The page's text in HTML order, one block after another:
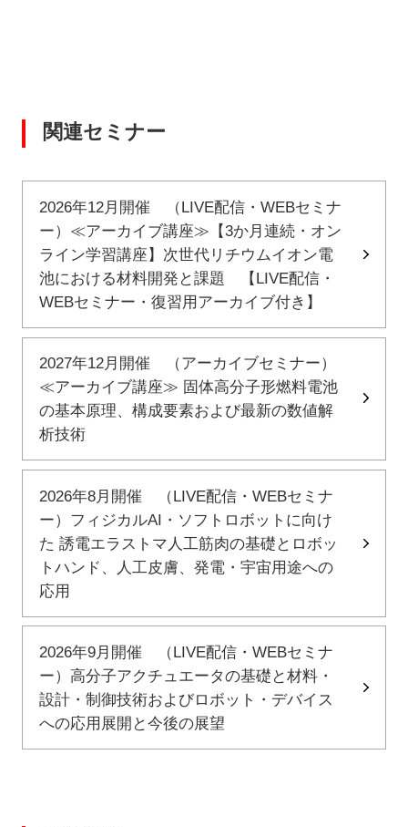
関連セミナー
2026年12月開催 （LIVE配信・WEBセミナ
ー）≪アーカイブ講座≫【3か月連続・オン
ライン学習講座】次世代リチウムイオン電
池における材料開発と課題 【LIVE配信・
WEBセミナー・復習用アーカイブ付き】
2027年12月開催 （アーカイブセミナー）
≪アーカイブ講座≫ 固体高分子形燃料電池
の基本原理、構成要素および最新の数値解
析技術
2026年8月開催 （LIVE配信・WEBセミナ
ー）フィジカルAI・ソフトロボットに向け
た 誘電エラストマ人工筋肉の基礎とロボッ
トハンド、人工皮膚、発電・宇宙用途への
応用
2026年9月開催 （LIVE配信・WEBセミナ
ー）高分子アクチュエータの基礎と材料・
設計・制御技術およびロボット・デバイス
への応用展開と今後の展望